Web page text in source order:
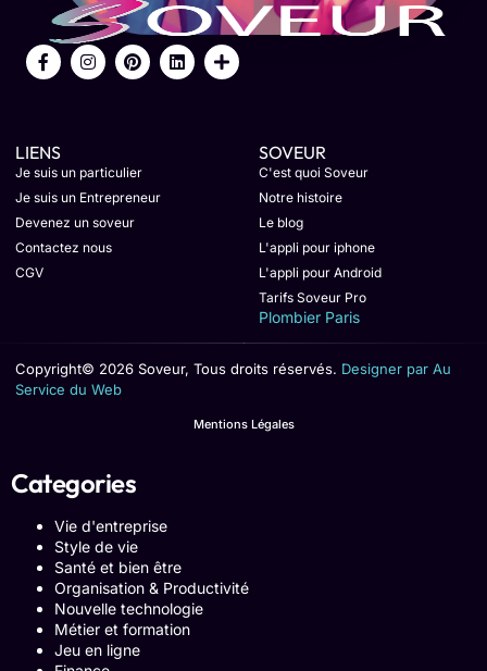
LIENS
Je suis un particulier
Je suis un Entrepreneur
Devenez un soveur
Contactez nous
CGV
SOVEUR
C'est quoi Soveur
Notre histoire
Le blog
L'appli pour iphone
L'appli pour Android
Tarifs Soveur Pro
Plombier Paris
Copyright© 2026 Soveur, Tous droits réservés. Designer par Au
Service du Web
Mentions Légales
Categories
Vie d'entreprise
Style de vie
Santé et bien être
Organisation & Productivité
Nouvelle technologie
Métier et formation
Jeu en ligne